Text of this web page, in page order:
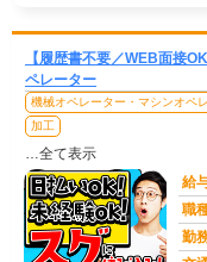
【履歴書不要／WEB面接
ペレーター
機械オペレーター・マシンオペ
加工
…全て表示
給
職
勤